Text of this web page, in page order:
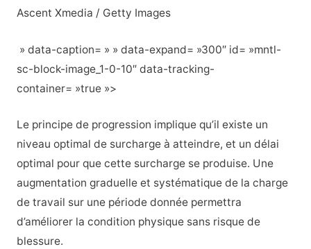
Ascent Xmedia / Getty Images
» data-caption= » » data-expand= »300″ id= »mntl-
sc-block-image_1-0-10″ data-tracking-
container= »true »>
Le principe de progression implique qu’il existe un
niveau optimal de surcharge à atteindre, et un délai
optimal pour que cette surcharge se produise. Une
augmentation graduelle et systématique de la charge
de travail sur une période donnée permettra
d’améliorer la condition physique sans risque de
blessure.